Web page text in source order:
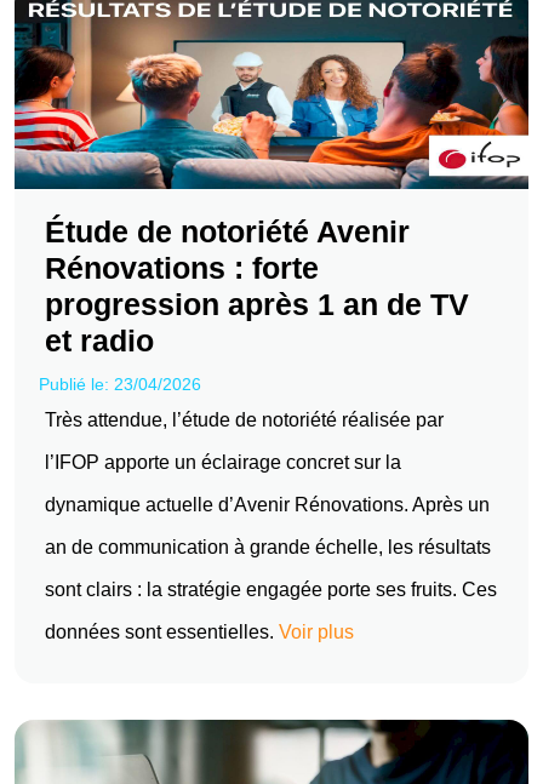
Étude de notoriété Avenir
Rénovations : forte
progression après 1 an de TV
et radio
Publié le: 23/04/2026
Très attendue, l’étude de notoriété réalisée par
l’IFOP apporte un éclairage concret sur la
dynamique actuelle d’Avenir Rénovations. Après un
an de communication à grande échelle, les résultats
sont clairs : la stratégie engagée porte ses fruits. Ces
données sont essentielles. Voir plus